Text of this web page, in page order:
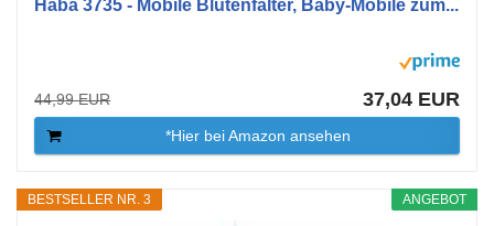
Haba 3735 - Mobile Blütenfalter, Baby-Mobile zum...
44,99 EUR 37,04 EUR
*Hier bei Amazon ansehen
ANGEBOT
BESTSELLER NR. 3